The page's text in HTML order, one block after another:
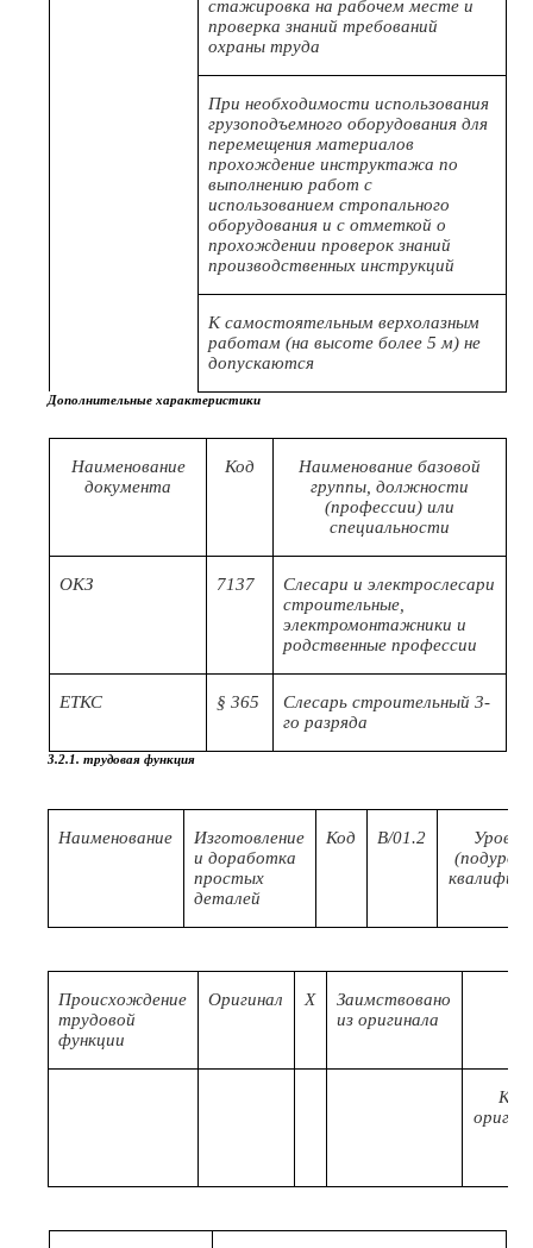
стажировка на рабочем месте и
проверка знаний требований
охраны труда
При необходимости использования
грузоподъемного оборудования для
перемещения материалов
прохождение инструктажа по
выполнению работ с
использованием стропального
оборудования и с отметкой о
прохождении проверок знаний
производственных инструкций
К самостоятельным верхолазным
работам (на высоте более 5 м) не
допускаются
Дополнительные характеристики
Наименование
документа
Код
Наименование базовой
группы, должности
(профессии) или
специальности
ОКЗ 7137
Слесари и электрослесари
строительные,
электромонтажники и
родственные профессии
ЕТКС § 365
Слесарь строительный 3-
го разряда
3.2.1. трудовая функция
Наименование
Изготовление
и доработка
простых
деталей
Код B/01.2
Происхождение
трудовой
функции
Оригинал X
Заимствовано
из оригинала
Код